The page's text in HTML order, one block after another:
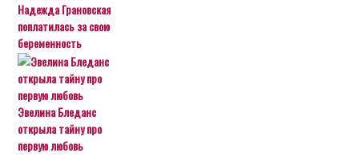
Надежда Грановская
поплатилась за свою
беременность
Эвелина Бледанс
открыла тайну про
первую любовь